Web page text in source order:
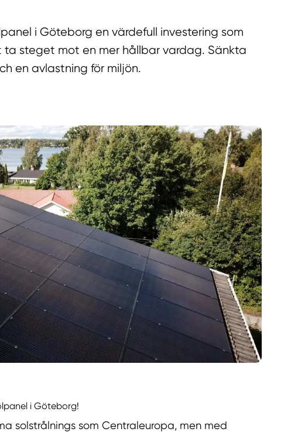
i Göteborg en värdefull investering som
steget mot en mer hållbar vardag. Sänkta
en avlastning för miljön.
i Göteborg!
solstrålnings som Centraleuropa, men med